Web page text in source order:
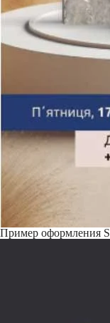
Пример оформления